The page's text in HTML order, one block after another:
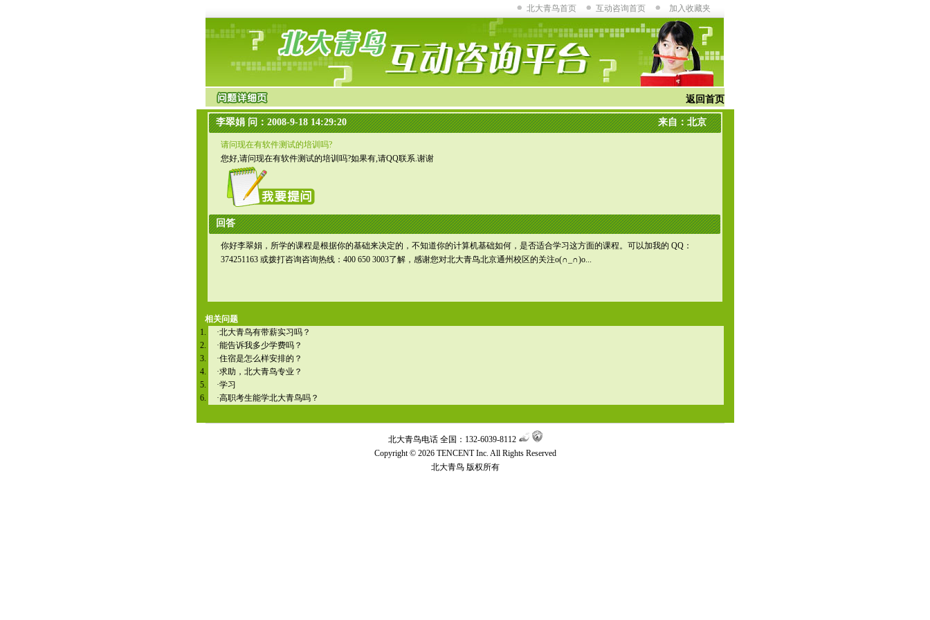
加入收藏夹
互动咨询首页
北大青鸟首页
返回首页
李翠娟 问：2008-9-18 14:29:20 来自：北京
请问现在有软件测试的培训吗?
您好,请问现在有软件测试的培训吗?如果有,请QQ联系.谢谢
回答
你好李翠娟，所学的课程是根据你的基础来决定的，不知道你的计算机基础如何，是否适合学习这方面的课程。可以加我的 QQ：
374251163 或拨打咨询咨询热线：400 650 3003了解，感谢您对北大青鸟北京通州校区的关注o(∩_∩)o...
相关问题
·北大青鸟有带薪实习吗？
·能告诉我多少学费吗？
·住宿是怎么样安排的？
·求助，北大青鸟专业？
·学习
·高职考生能学北大青鸟吗？
北大青鸟电话 全国：132-6039-8112
Copyright © 2026 TENCENT Inc. All Rights Reserved
北大青鸟版权所有